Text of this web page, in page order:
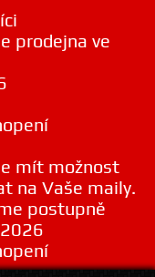
prodejna ve
mít možnost
na Vaše maily.
postupně